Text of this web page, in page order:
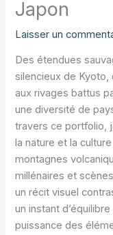
Japon
Laisser un
Des étendues
silencieux de
aux rivages battus
une diversité de
travers ce portfolio,
la nature et la
montagnes
millénaires et
un récit visuel
un instant
puissance des